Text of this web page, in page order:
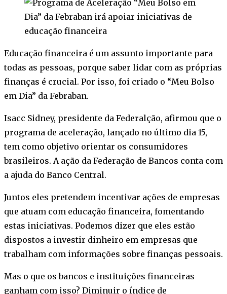
Educação financeira é um assunto importante para
todas as pessoas, porque saber lidar com as próprias
finanças é crucial. Por isso, foi criado o “Meu Bolso
em Dia” da Febraban.
Isacc Sidney, presidente da Federalção, afirmou que o
programa de aceleração, lançado no último dia 15,
tem como objetivo orientar os consumidores
brasileiros. A ação da Federação de Bancos conta com
a ajuda do Banco Central.
Juntos eles pretendem incentivar ações de empresas
que atuam com educação financeira, fomentando
estas iniciativas. Podemos dizer que eles estão
dispostos a investir dinheiro em empresas que
trabalham com informações sobre finanças pessoais.
Mas o que os bancos e instituições financeiras
ganham com isso? Diminuir o índice de